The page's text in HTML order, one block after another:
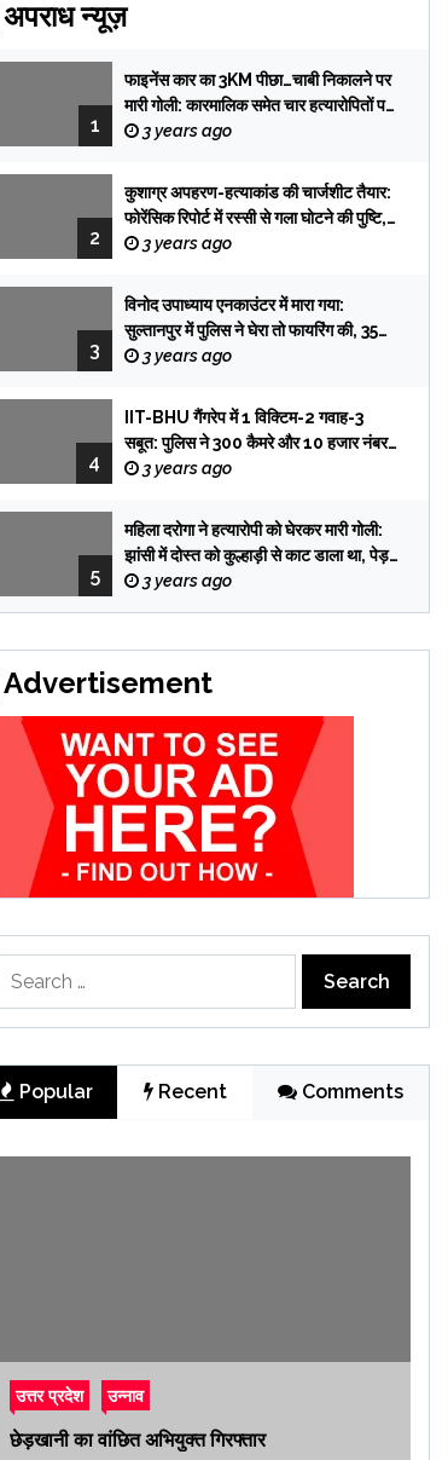
अपराध न्यूज़
1
फाइनेंस कार का 3KM पीछा…चाबी निकालने पर
मारी गोली: कारमालिक समेत चार हत्यारोपितों पर
केस, तलाश में टीमें प्रयागराज रवाना
3 years ago
2
कुशाग्र अपहरण-हत्याकांड की चार्जशीट तैयार:
फोरेंसिक रिपोर्ट में रस्सी से गला घोटने की पुष्टि,
फिरौती के लेटर की हैंडराइटिंग प्रभात की,
3 years ago
3
विनोद उपाध्याय एनकाउंटर में मारा गया:
सुल्तानपुर में पुलिस ने घेरा तो फायरिंग की, 35
मुकदमे में 1 में भी सजा नहीं हुई
3 years ago
4
IIT-BHU गैंगरेप में 1 विक्टिम-2 गवाह-3
सबूत: पुलिस ने 300 कैमरे और 10 हजार नंबर
ट्रेस किए; तब पकड़े गए तीनों आरोपी
3 years ago
5
महिला दरोगा ने हत्यारोपी को घेरकर मारी गोली:
झांसी में दोस्त को कुल्हाड़ी से काट डाला था, पेड़
पर मचान बनाकर 12 दिन छुपा रहा
3 years ago
Advertisement
for:
Popular Recent Comments
उत्तर प्रदेश उन्नाव
छेड़खानी का वांछित अभियुक्त गिरफ्तार